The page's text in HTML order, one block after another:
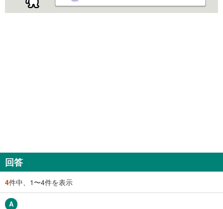
回答
4件中、1〜4件を表示